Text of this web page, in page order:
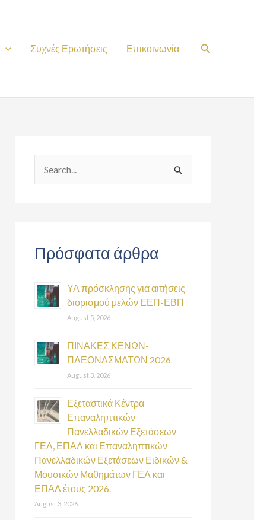
Συχνές Ερωτήσεις Επικοινωνία Search
c
f
o
Πρόσφατα άρθρα
ΥΑ πρόσκλησης για αιτήσεις
διορισμού μελών ΕΕΠ-ΕΒΠ
August 5, 2026
ΠΙΝΑΚΕΣ ΚΕΝΩΝ-
ΠΛΕΟΝΑΣΜΑΤΩΝ 2026
August 3, 2026
Εξεταστικά Κέντρα
Επαναληπτικών
Πανελλαδικών Εξετάσεων
ΓΕΛ, ΕΠΑΛ και Επαναληπτικών
Πανελλαδικών Εξετάσεων Ειδικών &
Μουσικών Μαθημάτων ΓΕΛ και
ΕΠΑΛ έτους 2026.
August 3, 2026